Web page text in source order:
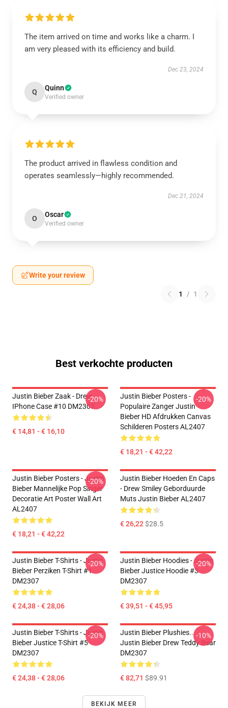
The item arrived on time and works like a charm. I
am very pleased with its efficiency and build.
Dec 23, 2024
Q Quinn
Verified owner
The product arrived in flawless condition and
operates seamlessly—highly recommended.
Dec 21, 2024
O Oscar
Verified owner
Write your review
1 / 1
Best verkochte producten
Justin Bieber Zaak - Drew
IPhone Case #10 DM2307
€ 14,81 - € 16,10
-20%
Justin Bieber Posters -
Populaire Zanger Justin
Bieber HD Afdrukken Canvas
Schilderen Posters AL2407
€ 18,21 - € 42,22
-20%
Justin Bieber Posters - Justin
Bieber Mannelijke Pop Singer
Decoratie Art Poster Wall Art
AL2407
€ 18,21 - € 42,22
-20%
Justin Bieber Hoeden En Caps
- Drew Smiley Geborduurde
Muts Justin Bieber AL2407
€ 26,22$28.5
Justin Bieber T-Shirts - Justin
Bieber Perziken T-Shirt #1
DM2307
€ 24,38 - € 28,06
-20%
Justin Bieber Hoodies - Justin
Bieber Justice Hoodie #3
DM2307
€ 39,51 - € 45,95
-20%
Justin Bieber T-Shirts - Justin
Bieber Justice T-Shirt #5
DM2307
€ 24,38 - € 28,06
-20%
Justin Bieber Plushies...
Justin Bieber Drew Teddy Bear
DM2307
€ 82,71 $89.91
-10%
BEKIJK MEER